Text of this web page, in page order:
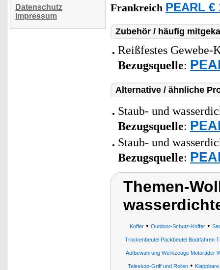
Datenschutz
Impressum
Frankreich PEARL €
Zubehör / häufig
Reißfestes Gewebe-
Bezugsquelle:
Alternative / ähnliche
Staub- und
Bezugsquelle:
Staub- und
Bezugsquelle:
Themen-
Koffer • Outdoor-Schutz-Koffer •
Trockenbeutel Packbeutel Bootfahren
Aufbewahrung Werkzeuge Motoräder
Teleskop-Griff und Rollen•